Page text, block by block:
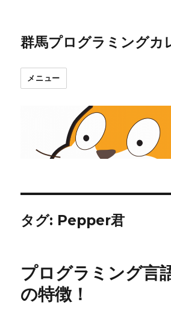
群馬プログラミングカ
メニュー
タグ: Pepper君
プログラミング言
の特徴！